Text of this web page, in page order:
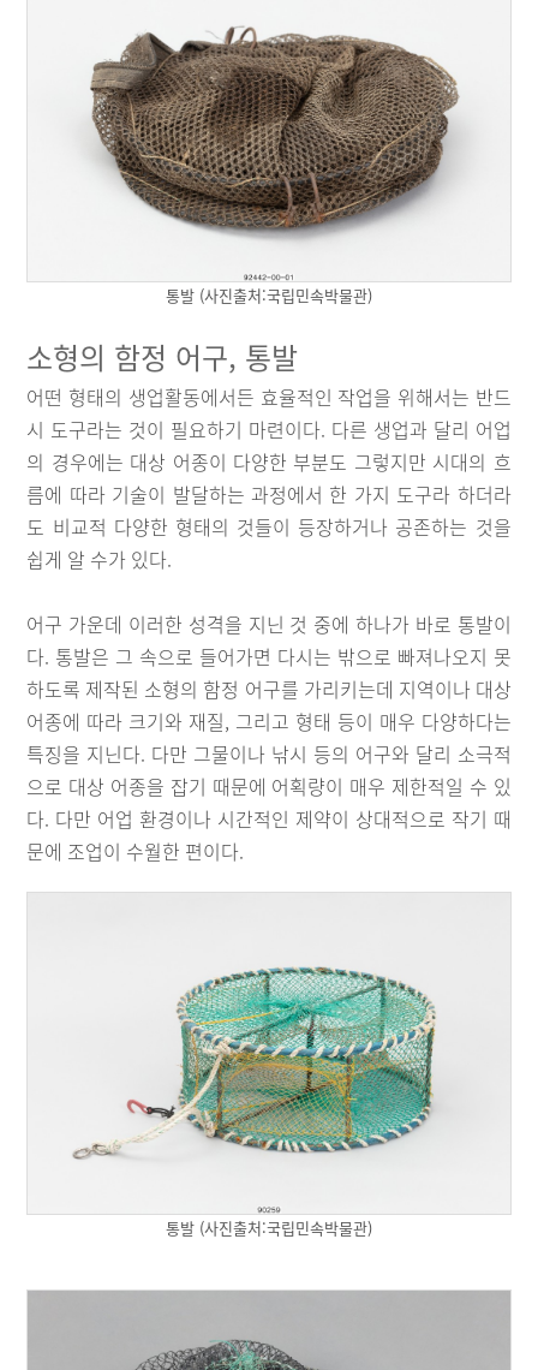
통발 (사진출처:국립민속박물관)
소형의 함정 어구, 통발
어떤 형태의 생업활동에서든 효율적인 작업을 위해서는 반드
시 도구라는 것이 필요하기 마련이다. 다른 생업과 달리 어업
의 경우에는 대상 어종이 다양한 부분도 그렇지만 시대의 흐
름에 따라 기술이 발달하는 과정에서 한 가지 도구라 하더라
도 비교적 다양한 형태의 것들이 등장하거나 공존하는 것을
쉽게 알 수가 있다.
어구 가운데 이러한 성격을 지닌 것 중에 하나가 바로 통발이
다. 통발은 그 속으로 들어가면 다시는 밖으로 빠져나오지 못
하도록 제작된 소형의 함정 어구를 가리키는데 지역이나 대상
어종에 따라 크기와 재질, 그리고 형태 등이 매우 다양하다는
특징을 지닌다. 다만 그물이나 낚시 등의 어구와 달리 소극적
으로 대상 어종을 잡기 때문에 어획량이 매우 제한적일 수 있
다. 다만 어업 환경이나 시간적인 제약이 상대적으로 작기 때
문에 조업이 수월한 편이다.
통발 (사진출처:국립민속박물관)